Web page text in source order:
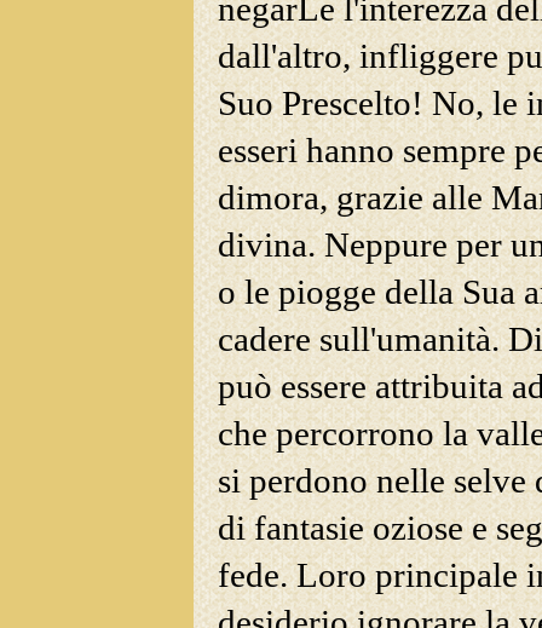
negarLe l'interezza
dall'altro, infliggere
Suo Prescelto! No, le
esseri hanno sempre
dimora, grazie alle
divina. Neppure per
o le piogge della Sua
cadere sull'umanità.
può essere attribuita
che percorrono la
si perdono nelle selve
di fantasie oziose e
fede. Loro principale